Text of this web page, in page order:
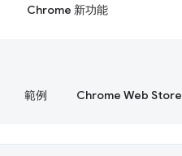
Chrome 新功能
範例 Chrome Web Store